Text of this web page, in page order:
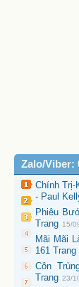
Zalo/Viber:
Chính
- Paul
Phiêu
Trang 15/
Mãi Mãi
161 Trang
Côn
Trang 23/